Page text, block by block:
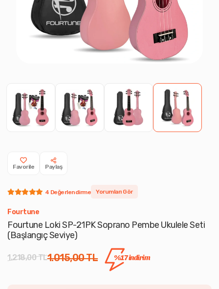
Favorile Paylaş
4 Değerlendirme Yorumları Gör
Fourtune
Fourtune Loki SP-21PK Soprano Pembe Ukulele Seti
(Başlangıç Seviye)
1.218,00 TL1.015,00 TL %17 indirim